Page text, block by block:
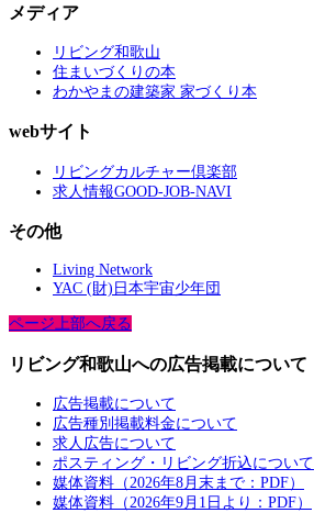
メディア
リビング和歌山
住まいづくりの本
わかやまの建築家 家づくり本
webサイト
リビングカルチャー倶楽部
求人情報GOOD-JOB-NAVI
その他
Living Network
YAC (財)日本宇宙少年団
ページ上部へ戻る
リビング和歌山への広告掲載について
広告掲載について
広告種別掲載料金について
求人広告について
ポスティング・リビング折込について
媒体資料（2026年8月末まで：PDF）
媒体資料（2026年9月1日より：PDF）